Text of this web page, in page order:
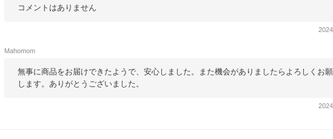
コメントはありません
Mahomom
無事に商品をお届けできたようで、安心しました。また機会がありましたらよろしくお
します。ありがとうございました。